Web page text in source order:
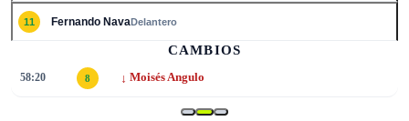
11 Fernando NavaDelantero
CAMBIOS
58:20 8 ↓ Moisés Angulo